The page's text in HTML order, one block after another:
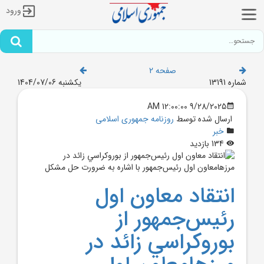
ورود
صفحه 2
شماره 13191
یکشنبه 1404/07/06
9/28/2025 12:00:00 AM
ارسال شده توسط روزنامه جمهوری اسلامی
خبر
انتقاد معاون اول
رئيس‌جمهور از
بوروکراسي زائد در